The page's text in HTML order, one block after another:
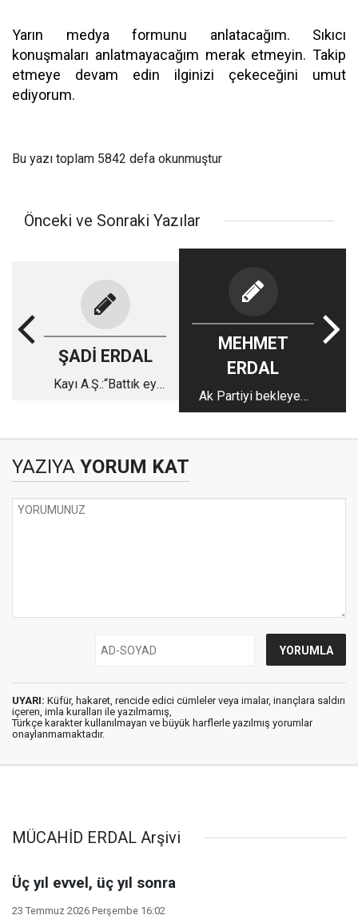
Yarın medya formunu anlatacağım. Sıkıcı
konuşmaları anlatmayacağım merak etmeyin. Takip
etmeye devam edin ilginizi çekeceğini umut
ediyorum.
Bu yazı toplam 5842 defa okunmuştur
Önceki ve Sonraki Yazılar
ŞADİ ERDAL
Kayı A.Ş.:“Battık ey
MEHMET
ERDAL
Ak Partiyi bekleyen
büyük tehlike
YAZIYA YORUM KAT
UYARI: Küfür, hakaret, rencide edici cümleler veya imalar, inançlara saldırı
içeren, imla kuralları ile yazılmamış,
Türkçe karakter kullanılmayan ve büyük harflerle yazılmış yorumlar
onaylanmamaktadır.
MÜCAHİD ERDAL Arşivi
Üç yıl evvel, üç yıl sonra
23 Temmuz 2026 Perşembe 16:02